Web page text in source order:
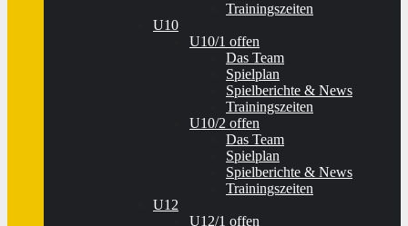
Trainingszeiten
U10
U10/1 offen
Das Team
Spielplan
Spielberichte & News
Trainingszeiten
U10/2 offen
Das Team
Spielplan
Spielberichte & News
Trainingszeiten
U12
U12/1 offen